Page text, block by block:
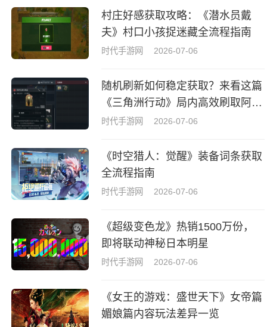
村庄好感获取攻略：《潜水员戴
夫》村口小孩捉迷藏全流程指南
时代手游网 2026-07-06
随机刷新如何稳定获取？来看这篇
《三角洲行动》局内高效刷取阿萨
拉牌盒指南
时代手游网 2026-07-06
《时空猎人：觉醒》装备词条获取
全流程指南
时代手游网 2026-07-06
《超级变色龙》热销1500万份，
即将联动神秘日本明星
时代手游网 2026-07-06
《女王的游戏：盛世天下》女帝篇
媚娘篇内容玩法差异一览